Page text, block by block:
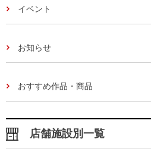
イベント
お知らせ
おすすめ作品・商品
店舗施設別一覧